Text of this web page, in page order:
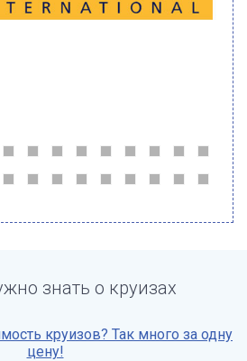
знать о круизах
круизов? Так много за одну
цену!